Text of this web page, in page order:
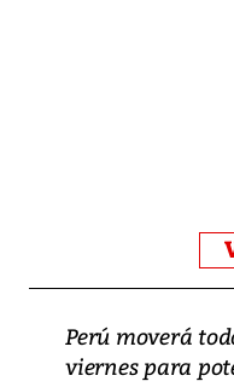
Perú moverá
viernes para